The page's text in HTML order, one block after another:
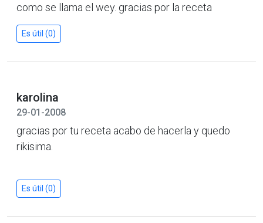
como se llama el wey. gracias por la receta
Es útil (0)
karolina
29-01-2008
gracias por tu receta acabo de hacerla y quedo
rikisima.
Es útil (0)